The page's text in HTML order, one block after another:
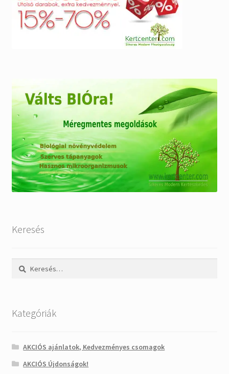
Keresés
Keresés:
Kategóriák
AKCIÓS ajánlatok, Kedvezményes csomagok
AKCIÓS Újdonságok!